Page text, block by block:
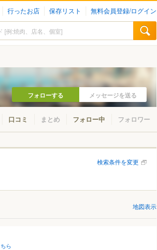
行ったお店 保存リスト 無料会員登録/ログイン
フォローする メッセージを送る
口コミ まとめ フォロー中 フォロワー
羅臼
検索条件を変更
地図表示
ら